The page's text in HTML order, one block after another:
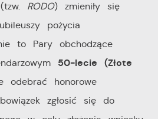
RODO) zmieniły się
pożycia
to Pary obchodzące
50-lecie (Złote
odebrać honorowe
zgłosić się do